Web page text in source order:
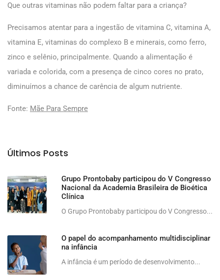
Que outras vitaminas não podem faltar para a criança?
Precisamos atentar para a ingestão de vitamina C, vitamina A,
vitamina E, vitaminas do complexo B e minerais, como ferro,
zinco e selênio, principalmente. Quando a alimentação é
variada e colorida, com a presença de cinco cores no prato,
diminuímos a chance de carência de algum nutriente.
Fonte: Mãe Para Sempre
Últimos Posts
Grupo Prontobaby participou do V Congresso
Nacional da Academia Brasileira de Bioética
Clínica
O Grupo Prontobaby participou do V Congresso...
O papel do acompanhamento multidisciplinar
na infância
A infância é um período de desenvolvimento...